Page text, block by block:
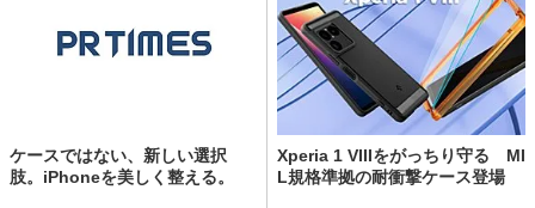
ケースではない、新しい選択
肢。iPhoneを美しく整える。
Xperia 1 VIIIをがっちり守る MI
L規格準拠の耐衝撃ケース登場